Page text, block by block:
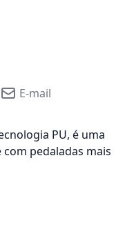
E-mail
PU, é uma
pedaladas mais